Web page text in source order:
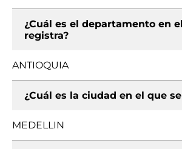
¿Cuál es el departamento en
registra?
ANTIOQUIA
¿Cuál es la ciudad en el que
MEDELLIN